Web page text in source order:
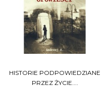
HISTORIE PODPOWIEDZIANE
PRZEZ ŻYCIE....